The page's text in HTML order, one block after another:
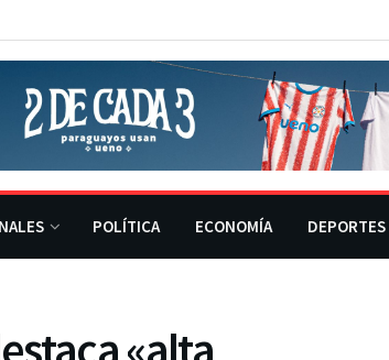
POLÍTICA ECONOMÍA DEPORTES